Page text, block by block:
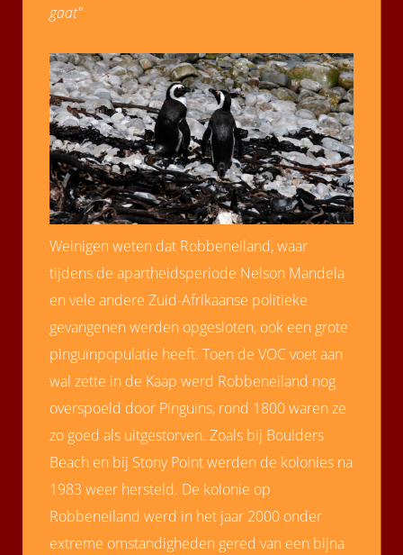
gaat"
Weinigen weten dat Robbeneiland, waar
tijdens de apartheidsperiode Nelson Mandela
en vele andere Zuid-Afrikaanse politieke
gevangenen werden opgesloten, ook een grote
pinguïnpopulatie heeft. Toen de VOC voet aan
wal zette in de Kaap werd Robbeneiland nog
overspoeld door Pinguïns, rond 1800 waren ze
zo goed als uitgestorven. Zoals bij Boulders
Beach en bij Stony Point werden de kolonies na
1983 weer hersteld. De kolonie op
Robbeneiland werd in het jaar 2000 onder
extreme omstandigheden gered van een bijna